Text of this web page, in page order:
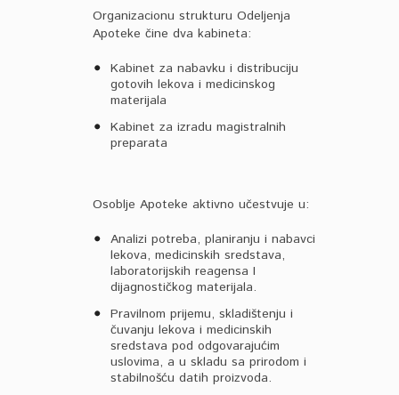
Organizacionu strukturu Odeljenja
Apoteke čine dva kabineta:
Kabinet za nabavku i distribuciju
gotovih lekova i medicinskog
materijala
Kabinet za izradu magistralnih
preparata
Osoblje Apoteke aktivno učestvuje u:
Analizi potreba, planiranju i nabavci
lekova, medicinskih sredstava,
laboratorijskih reagensa I
dijagnostičkog materijala.
Pravilnom prijemu, skladištenju i
čuvanju lekova i medicinskih
sredstava pod odgovarajućim
uslovima, a u skladu sa prirodom i
stabilnošću datih proizvoda.